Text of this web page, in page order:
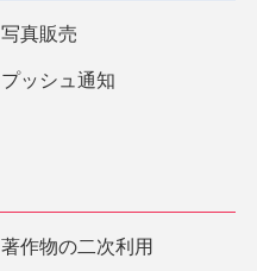
写真販売
プッシュ通知
著作物の二次利用